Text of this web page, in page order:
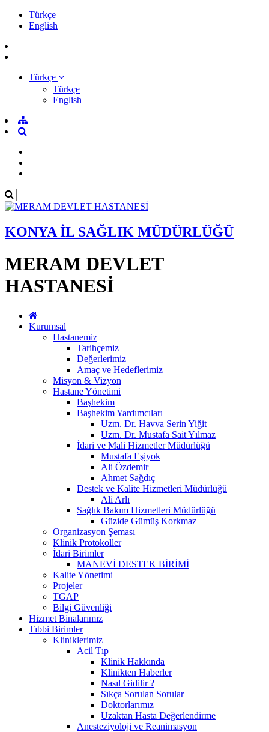
Türkçe
English
Türkçe
Türkçe
English
KONYA İL SAĞLIK MÜDÜRLÜĞÜ
MERAM DEVLET
HASTANESİ
Kurumsal
Hastanemiz
Tarihçemiz
Değerlerimiz
Amaç ve Hedeflerimiz
Misyon & Vizyon
Hastane Yönetimi
Başhekim
Başhekim Yardımcıları
Uzm. Dr. Havva Serin Yiğit
Uzm. Dr. Mustafa Sait Yılmaz
İdari ve Mali Hizmetler Müdürlüğü
Mustafa Eşiyok
Ali Özdemir
Ahmet Sağdıç
Destek ve Kalite Hizmetleri Müdürlüğü
Ali Arlı
Sağlık Bakım Hizmetleri Müdürlüğü
Güzide Gümüş Korkmaz
Organizasyon Şeması
Klinik Protokoller
İdari Birimler
MANEVİ DESTEK BİRİMİ
Kalite Yönetimi
Projeler
TGAP
Bilgi Güvenliği
Hizmet Binalarımız
Tıbbi Birimler
Kliniklerimiz
Acil Tıp
Klinik Hakkında
Klinikten Haberler
Nasıl Gidilir ?
Sıkça Sorulan Sorular
Doktorlarımız
Uzaktan Hasta Değerlendirme
Anesteziyoloji ve Reanimasyon